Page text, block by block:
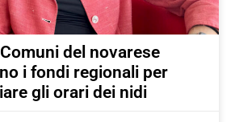
del novarese
i fondi regionali per
gli orari dei nidi